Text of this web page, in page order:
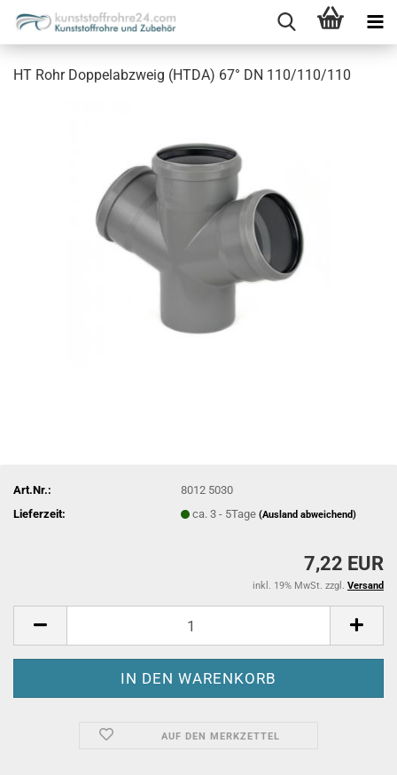
HT Rohr Doppelabzweig (HTDA) 67° DN 110/110/110
Art.Nr.:
8012 5030
Lieferzeit:
ca. 3 - 5Tage(Ausland abweichend)
7,22 EUR
inkl. 19% MwSt. zzgl. Versand
AUF DEN MERKZETTEL